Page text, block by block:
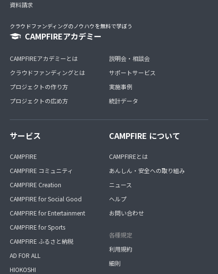
資料請求
クラウドファンディングのノウハウを無料で学ぼう
CAMPFIREアカデミー
CAMPFIREアカデミーとは
クラウドファンディングとは
プロジェクトの作り方
プロジェクトの広め方
説明会・相談会
サポートサービス
実施事例
統計データ
サービス
CAMPFIRE
CAMPFIRE コミュニティ
CAMPFIRE Creation
CAMPFIRE for Social Good
CAMPFIRE for Entertainment
CAMPFIRE for Sports
CAMPFIRE ふるさと納税
AD FOR ALL
HIOKOSHI
CAMPFIRE について
CAMPFIREとは
あんしん・安全への取り組み
ニュース
ヘルプ
お問い合わせ
各種規定
利用規約
細則